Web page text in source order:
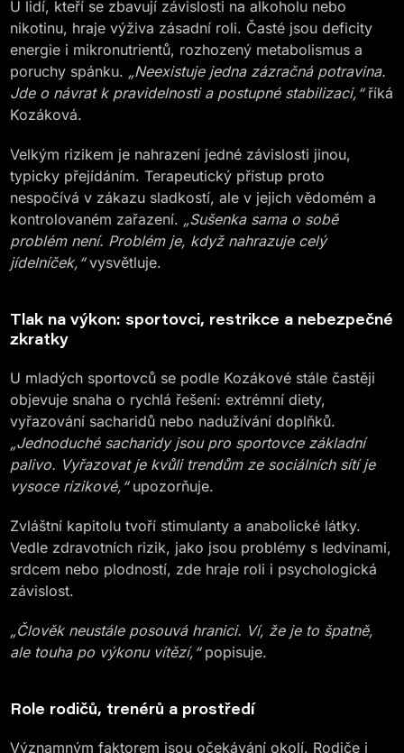
U lidí, kteří se zbavují závislosti na alkoholu nebo
nikotinu, hraje výživa zásadní roli. Časté jsou deficity
energie i mikronutrientů, rozhozený metabolismus a
poruchy spánku. „Neexistuje jedna zázračná potravina.
Jde o návrat k pravidelnosti a postupné stabilizaci,“říká
Kozáková.
Velkým rizikem je nahrazení jedné závislosti jinou,
typicky přejídáním. Terapeutický přístup proto
nespočívá v zákazu sladkostí, ale v jejich vědomém a
kontrolovaném zařazení. „Sušenka sama o sobě
problém není. Problém je, když nahrazuje celý
jídelníček,“vysvětluje.
Tlak na výkon: sportovci, restrikce a nebezpečné
zkratky
U mladých sportovců se podle Kozákové stále častěji
objevuje snaha o rychlá řešení: extrémní diety,
vyřazování sacharidů nebo nadužívání doplňků.
„Jednoduché sacharidy jsou pro sportovce základní
palivo. Vyřazovat je kvůli trendům ze sociálních sítí je
vysoce rizikové,“upozorňuje.
Zvláštní kapitolu tvoří stimulanty a anabolické látky.
Vedle zdravotních rizik, jako jsou problémy s ledvinami,
srdcem nebo plodností, zde hraje roli i psychologická
závislost.
„Člověk neustále posouvá hranici. Ví, že je to špatně,
ale touha po výkonu vítězí,“popisuje.
Role rodičů, trenérů a prostředí
Významným faktorem jsou očekávání okolí. Rodiče i